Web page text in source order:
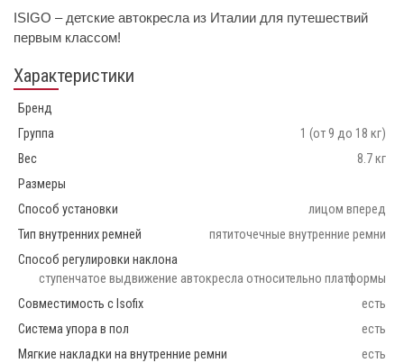
ISIGO – детские автокресла из Италии для путешествий
первым классом!
Характеристики
Бренд
Группа
1 (от 9 до 18 кг)
Вес
8.7 кг
Размеры
Способ установки
лицом вперед
Тип внутренних ремней
пятиточечные внутренние ремни
Способ регулировки наклона
ступенчатое выдвижение автокресла относительно платформы
Совместимость с Isofix
есть
Система упора в пол
есть
Мягкие накладки на внутренние ремни
есть